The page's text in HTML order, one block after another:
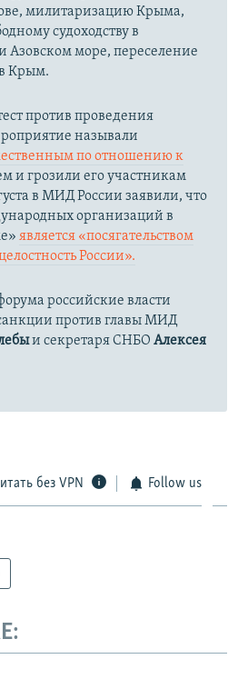
милитаризацию Крыма,
судоходству в
Азовском море, переселение
Крым.
против проведения
называли
по отношению к
и грозили его участникам
в МИД России заявили, что
организаций в
является «посягательством
России».
российские власти
против главы МИД
и секретаря СНБО Алексея
без VPN Follow us